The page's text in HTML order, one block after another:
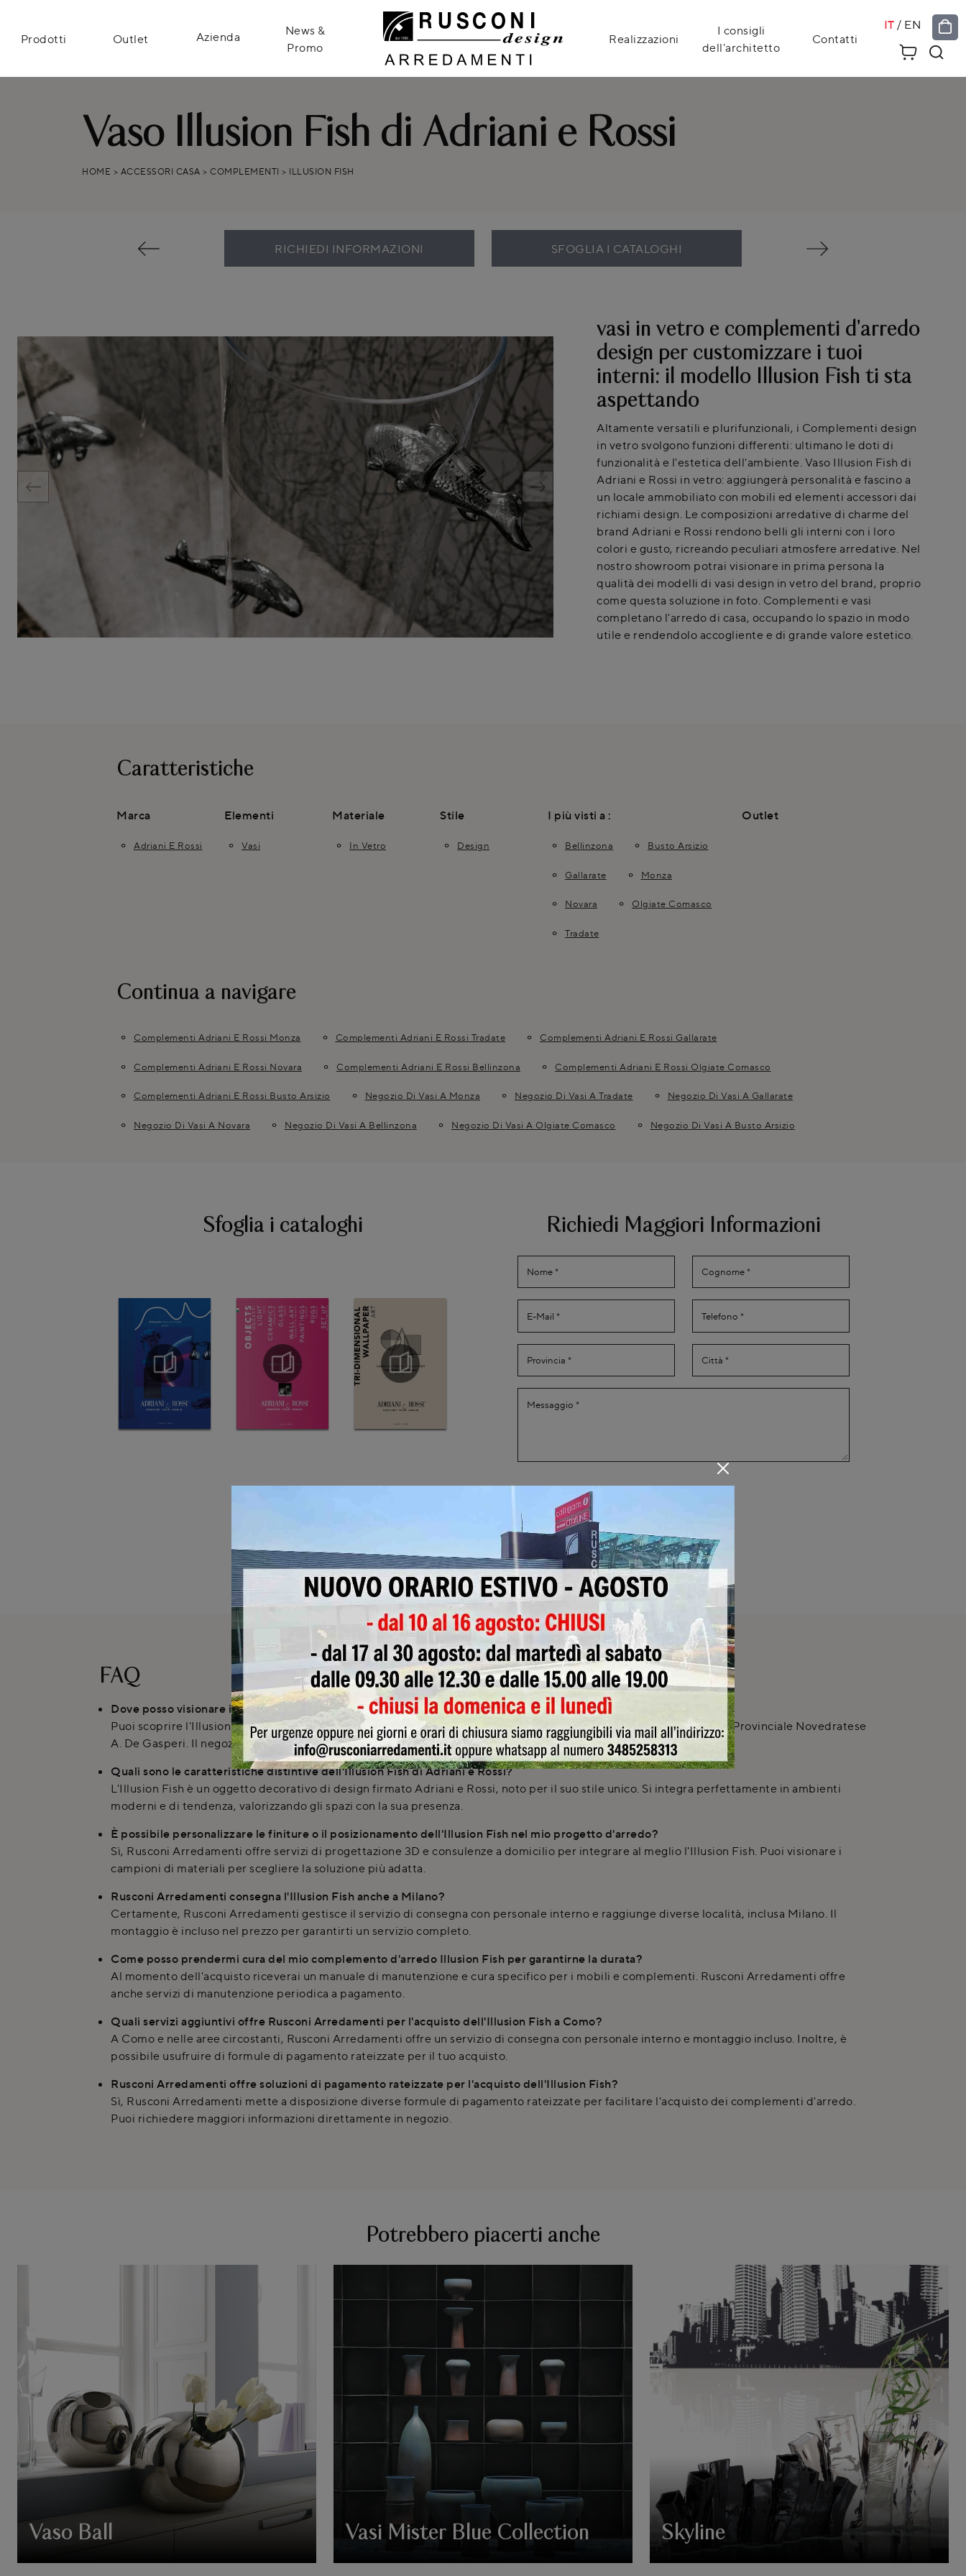
Prodotti Outlet Azienda
News &
Promo
Realizzazioni
I consigli
dell'architetto
Contatti
IT / EN
Vaso Illusion Fish di Adriani e Rossi
HOME > ACCESSORI CASA > COMPLEMENTI > ILLUSION FISH
RICHIEDI INFORMAZIONI SFOGLIA I CATALOGHI
vasi in vetro e complementi d'arredo
design per customizzare i tuoi
interni: il modello Illusion Fish ti sta
aspettando
Altamente versatili e plurifunzionali, i Complementi design
in vetro svolgono funzioni differenti: ultimano le doti di
funzionalità e l'estetica dell'ambiente. Vaso Illusion Fish di
Adriani e Rossi in vetro: aggiungerà personalità e fascino a
un locale ammobiliato con mobili ed elementi accessori dai
richiami design. Le composizioni arredative di charme del
brand Adriani e Rossi rendono belli gli interni con i loro
colori e gusto, ricreando peculiari atmosfere arredative. Nel
nostro showroom potrai visionare in prima persona la
qualità dei modelli di vasi design in vetro del brand, proprio
come questa soluzione in foto. Complementi e vasi
completano l'arredo di casa, occupando lo spazio in modo
utile e rendendolo accogliente e di grande valore estetico.
Caratteristiche
Marca
Adriani E Rossi
Elementi
Vasi
Materiale
In Vetro
Stile
Design
I più visti a :
Bellinzona Busto Arsizio
Gallarate Monza
Novara Olgiate Comasco
Tradate
Outlet
Continua a navigare
Complementi Adriani E Rossi Monza Complementi Adriani E Rossi Tradate Complementi Adriani E Rossi Gallarate
Complementi Adriani E Rossi Novara Complementi Adriani E Rossi Bellinzona Complementi Adriani E Rossi Olgiate Comasco
Complementi Adriani E Rossi Busto Arsizio Negozio Di Vasi A Monza Negozio Di Vasi A Tradate Negozio Di Vasi A Gallarate
Negozio Di Vasi A Novara Negozio Di Vasi A Bellinzona Negozio Di Vasi A Olgiate Comasco Negozio Di Vasi A Busto Arsizio
Sfoglia i cataloghi Richiedi Maggiori Informazioni
Ho preso visione della
Invia
FAQ
Dove posso visionare il complemento d'arredo Illusion Fish a Cirimido?
Puoi scoprire l'Illusion Fish e altri complementi di design presso Rusconi Design Arredamenti a Cirimido, in Strada Provinciale Novedratese
A. De Gasperi. Il negozio offre consulenze personalizzate per aiutarti nella scelta.
Quali sono le caratteristiche distintive dell'Illusion Fish di Adriani e Rossi?
L'Illusion Fish è un oggetto decorativo di design firmato Adriani e Rossi, noto per il suo stile unico. Si integra perfettamente in ambienti
moderni e di tendenza, valorizzando gli spazi con la sua presenza.
È possibile personalizzare le finiture o il posizionamento dell'Illusion Fish nel mio progetto d'arredo?
Sì, Rusconi Arredamenti offre servizi di progettazione 3D e consulenze a domicilio per integrare al meglio l'Illusion Fish. Puoi visionare i
campioni di materiali per scegliere la soluzione più adatta.
Rusconi Arredamenti consegna l'Illusion Fish anche a Milano?
Certamente, Rusconi Arredamenti gestisce il servizio di consegna con personale interno e raggiunge diverse località, inclusa Milano. Il
montaggio è incluso nel prezzo per garantirti un servizio completo.
Come posso prendermi cura del mio complemento d'arredo Illusion Fish per garantirne la durata?
Al momento dell'acquisto riceverai un manuale di manutenzione e cura specifico per i mobili e complementi. Rusconi Arredamenti offre
anche servizi di manutenzione periodica a pagamento.
Quali servizi aggiuntivi offre Rusconi Arredamenti per l'acquisto dell'Illusion Fish a Como?
A Como e nelle aree circostanti, Rusconi Arredamenti offre un servizio di consegna con personale interno e montaggio incluso. Inoltre, è
possibile usufruire di formule di pagamento rateizzate per il tuo acquisto.
Rusconi Arredamenti offre soluzioni di pagamento rateizzate per l'acquisto dell'Illusion Fish?
Sì, Rusconi Arredamenti mette a disposizione diverse formule di pagamento rateizzate per facilitare l'acquisto dei complementi d'arredo.
Puoi richiedere maggiori informazioni direttamente in negozio.
Potrebbero piacerti anche
Vaso Ball Vasi Mister Blue Collection Skyline